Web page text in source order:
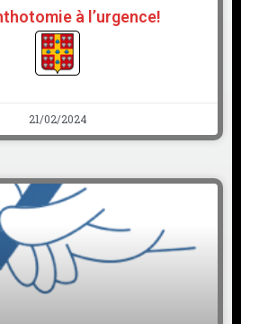
à l’urgence!
21/02/2024